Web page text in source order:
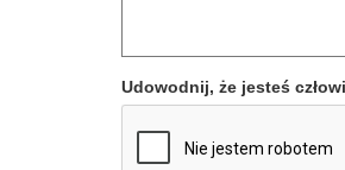
Udowodnij, że jesteś